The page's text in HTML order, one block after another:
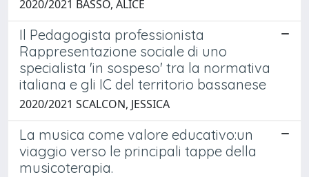
2020/2021 BASSO, ALICE
Il Pedagogista professionista
Rappresentazione sociale di uno
specialista 'in sospeso' tra la normativa
italiana e gli IC del territorio bassanese
2020/2021 SCALCON, JESSICA
La musica come valore educativo:un
viaggio verso le principali tappe della
musicoterapia.